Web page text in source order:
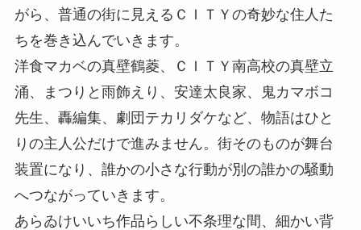
がら、普通の街に見えるＣＩＴＹの奇妙な住人た
ちを巻き込んでいきます。
洋食マカベの真壁鶴菱、ＣＩＴＹ南高校の真壁立
涌、まつりと雨飾えり、安達太良家、鬼カマボコ
先生、轟編集、劇団テカリダケなど、物語はひと
りの主人公だけで進みません。街そのものが舞台
装置になり、誰かの小さな行動が別の誰かの騒動
へつながっていきます。
あらゐけいいち作品らしい不条理な間、細かい背